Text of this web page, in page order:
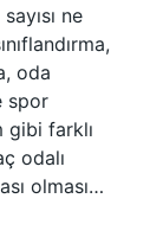
ne
oda
spor
gibi farklı
odalı
olması…